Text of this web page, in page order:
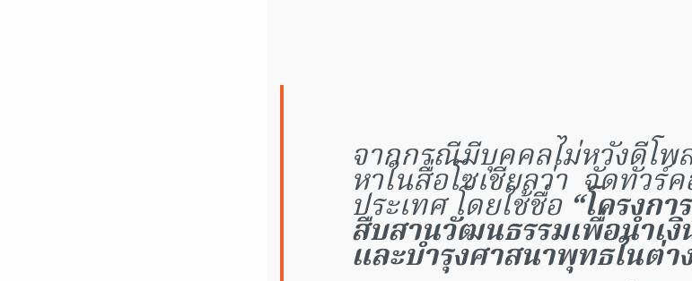
จากกรณีมีบุคคลไม่หวังดีโพ
หาในสื่อโซเชียลว่า จัดทัวร์
ประเทศ โดยใช้ชื่อ “โครงก
สืบสานวัฒนธรรมเพื่อนำเงิ
และบำรุงศาสนาพุทธในต่า